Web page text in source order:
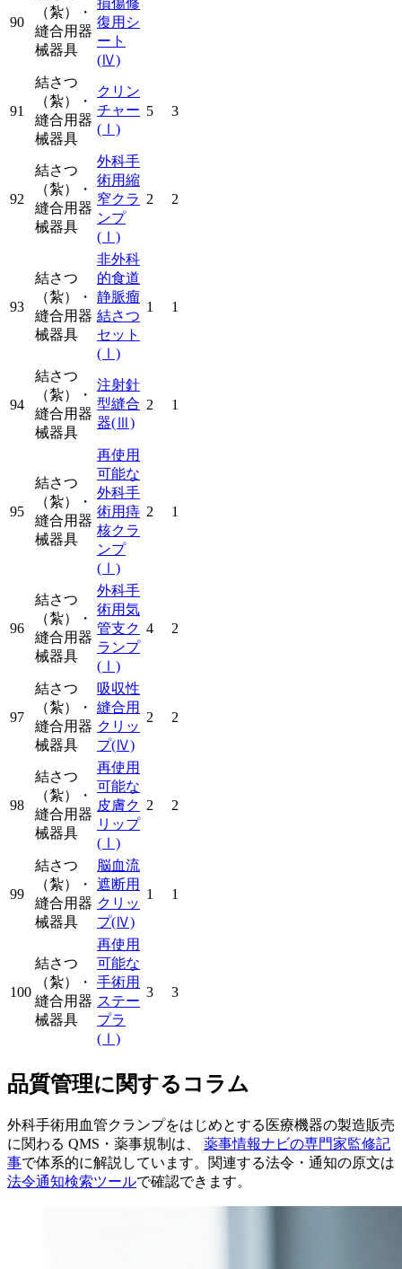
90
（紮）・
縫合用器
械器具
損傷修
復用シ
ート
(Ⅳ)
91
結さつ
（紮）・
縫合用器
械器具
クリン
チャー
(Ⅰ)
5 3
92
結さつ
（紮）・
縫合用器
械器具
外科手
術用縮
窄クラ
ンプ
(Ⅰ)
2 2
93
結さつ
（紮）・
縫合用器
械器具
非外科
的食道
静脈瘤
結さつ
セット
(Ⅰ)
1 1
94
結さつ
（紮）・
縫合用器
械器具
注射針
型縫合
器(Ⅲ)
2 1
95
結さつ
（紮）・
縫合用器
械器具
再使用
可能な
外科手
術用痔
核クラ
ンプ
(Ⅰ)
2 1
96
結さつ
（紮）・
縫合用器
械器具
外科手
術用気
管支ク
ランプ
(Ⅰ)
4 2
97
結さつ
（紮）・
縫合用器
械器具
吸収性
縫合用
クリッ
プ(Ⅳ)
2 2
98
結さつ
（紮）・
縫合用器
械器具
再使用
可能な
皮膚ク
リップ
(Ⅰ)
2 2
99
結さつ
（紮）・
縫合用器
械器具
脳血流
遮断用
クリッ
プ(Ⅳ)
1 1
100
結さつ
（紮）・
縫合用器
械器具
再使用
可能な
手術用
ステー
プラ
(Ⅰ)
3 3
品質管理に関するコラム
外科手術用血管クランプをはじめとする医療機器の製造販売
に関わる QMS・薬事規制は、 薬事情報ナビの専門家監修記
事で体系的に解説しています。関連する法令・通知の原文は
法令通知検索ツールで確認できます。